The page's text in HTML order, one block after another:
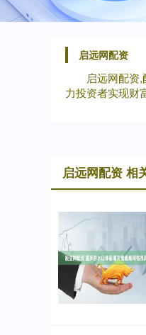
启远网配资
启远网配资
力投资者实现财
启远网配资 相